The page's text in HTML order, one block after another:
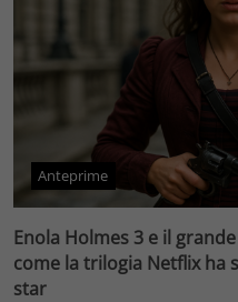
Anteprime
Enola Holmes 3 e il
come la trilogia Netflix ha
star